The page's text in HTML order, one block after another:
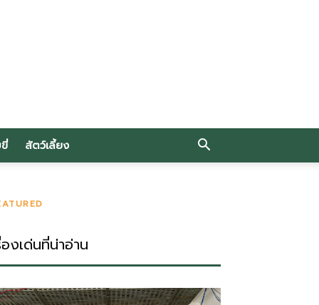
สัตว์เลี้ยง
องเด่นที่น่าอ่าน